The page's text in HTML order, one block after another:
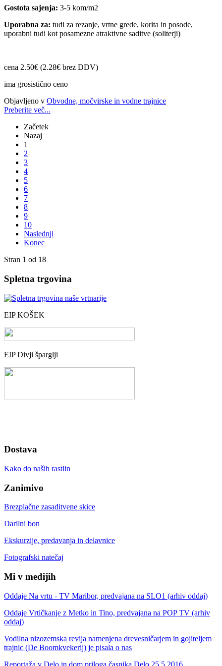
Gostota sajenja: 3-5 kom/m2
Uporabna za: tudi za rezanje, vrtne grede, korita in posode,
uporabni tudi kot posamezne atraktivne saditve (soliterji)
cena 2.50€ (2.28€ brez DDV)
ima grosistično ceno
Objavljeno v Obvodne, močvirske in vodne trajnice
Preberite več...
Začetek
Nazaj
1
2
3
4
5
6
7
8
9
10
Naslednji
Konec
Stran 1 od 18
Spletna trgovina
EIP KOŠEK
EIP Divji šparglji
Dostava
Kako do naših rastlin
Zanimivo
Brezplačne zasaditvene skice
Darilni bon
Ekskurzije, predavanja in delavnice
Fotografski natečaj
Mi v medijih
Oddaje Na vrtu - TV Maribor, predvajana na SLO1 (arhiv oddaj)
Oddaje Vrtičkanje z Metko in Tino, predvajana na POP TV (arhiv
oddaj)
Vodilna nizozemska revija namenjena drevesničarjem in gojiteljem
trajnic (De Boomkvekerij) je pisala o nas
Reportaža v Delo in dom priloga časnika Delo 25.5.2016